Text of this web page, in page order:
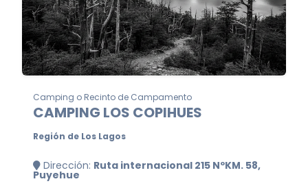
Camping o Recinto de Campamento
CAMPING LOS COPIHUES
Región de Los Lagos
Dirección: Ruta internacional 215 NºKM. 58,
Puyehue